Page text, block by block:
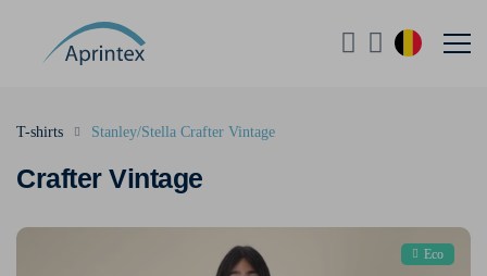
Crafter Vintage
T-shirts Stanley/Stella Crafter Vintage
Eco